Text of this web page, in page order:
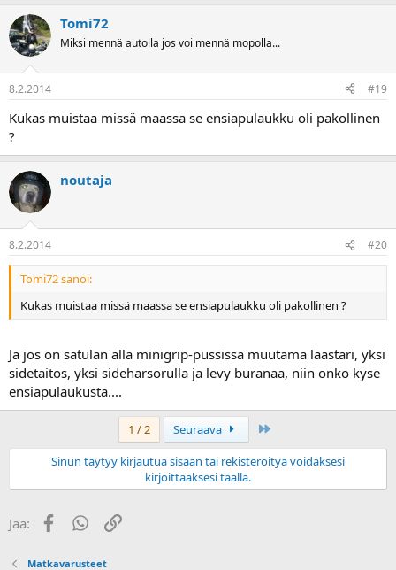
Tomi72
Miksi mennä autolla jos voi mennä mopolla...
8.2.2014 #19
Kukas muistaa missä maassa se ensiapulaukku oli pakollinen
?
noutaja
8.2.2014 #20
Tomi72 sanoi:
Kukas muistaa missä maassa se ensiapulaukku oli pakollinen ?
Ja jos on satulan alla minigrip-pussissa muutama laastari, yksi
sidetaitos, yksi sideharsorulla ja levy buranaa, niin onko kyse
ensiapulaukusta....
1 / 2 Seuraava
Sinun täytyy kirjautua sisään tai rekisteröityä voidaksesi
kirjoittaaksesi täällä.
Jaa: FacebookWhatsApp
Linkki
Matkavarusteet